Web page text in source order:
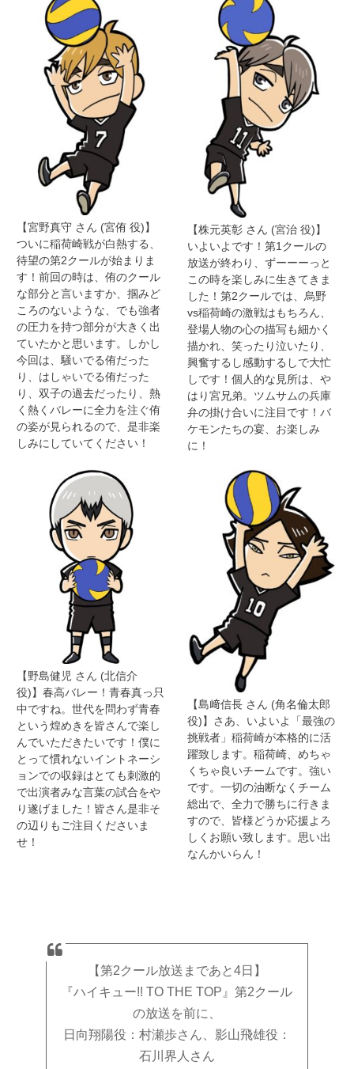
【宮野真守 さん (宮侑 役)】
ついに稲荷崎戦が白熱する、
待望の第2クールが始まりま
す！前回の時は、侑のクール
な部分と言いますか、掴みど
ころのないような、でも強者
の圧力を持つ部分が大きく出
ていたかと思います。しかし
今回は、騒いでる侑だった
り、はしゃいでる侑だった
り、双子の過去だったり、熱
く熱くバレーに全力を注ぐ侑
の姿が見られるので、是非楽
しみにしていてください！
【株元英彰 さん (宮治 役)】
いよいよです！第1クールの
放送が終わり、ずーーーっと
この時を楽しみに生きてきま
した！第2クールでは、烏野
vs稲荷崎の激戦はもちろん、
登場人物の心の描写も細かく
描かれ、笑ったり泣いたり、
興奮するし感動するしで大忙
しです！個人的な見所は、や
はり宮兄弟。ツムサムの兵庫
弁の掛け合いに注目です！バ
ケモンたちの宴、お楽しみ
に！
【野島健児 さん (北信介
役)】春高バレー！青春真っ只
中ですね。世代を問わず青春
という煌めきを皆さんで楽し
んでいただきたいです！僕に
とって慣れないイントネーシ
ョンでの収録はとても刺激的
で出演者みな言葉の試合をや
り遂げました！皆さん是非そ
の辺りもご注目くださいま
せ！
【島﨑信長 さん (角名倫太郎
役)】さあ、いよいよ「最強の
挑戦者」稲荷崎が本格的に活
躍致します。稲荷崎、めちゃ
くちゃ良いチームです。強い
です。一切の油断なくチーム
総出で、全力で勝ちに行きま
すので、皆様どうか応援よろ
しくお願い致します。思い出
なんかいらん！
【第2クール放送まであと4日】
『ハイキュー!! TO THE TOP』第2クール
の放送を前に、
日向翔陽役：村瀬歩さん、影山飛雄役：
石川界人さん